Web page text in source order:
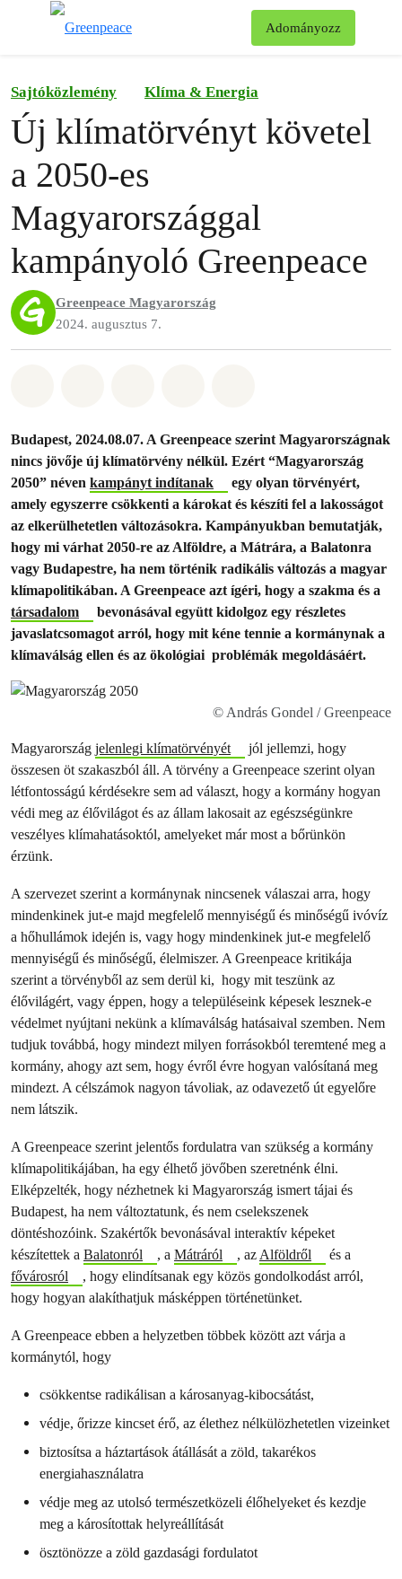
Adományozz
Sajtóközlemény Klíma & Energia
Új klímatörvényt követel
a 2050-es
Magyarországgal
kampányoló Greenpeace
Greenpeace Magyarország
2024. augusztus 7.
Budapest, 2024.08.07. A Greenpeace szerint Magyarországnak
nincs jövője új klímatörvény nélkül. Ezért “Magyarország
2050” néven kampányt indítanak
egy olyan törvényért,
amely egyszerre csökkenti a károkat és készíti fel a lakosságot
az elkerülhetetlen változásokra. Kampányukban bemutatják,
hogy mi várhat 2050-re az Alföldre, a Mátrára, a Balatonra
vagy Budapestre, ha nem történik radikális változás a magyar
klímapolitikában. A Greenpeace azt ígéri, hogy a szakma és a
társadalom
bevonásával együtt kidolgoz egy részletes
javaslatcsomagot arról, hogy mit kéne tennie a kormánynak a
klímaválság ellen és az ökológiai problémák megoldásáért.
© András Gondel / Greenpeace
Magyarország jelenlegi klímatörvényét
jól jellemzi, hogy
összesen öt szakaszból áll. A törvény a Greenpeace szerint olyan
létfontosságú kérdésekre sem ad választ, hogy a kormány hogyan
védi meg az élővilágot és az állam lakosait az egészségünkre
veszélyes klímahatásoktól, amelyeket már most a bőrünkön
érzünk.
A szervezet szerint a kormánynak nincsenek válaszai arra, hogy
mindenkinek jut-e majd megfelelő mennyiségű és minőségű ivóvíz
a hőhullámok idején is, vagy hogy mindenkinek jut-e megfelelő
mennyiségű és minőségű, élelmiszer. A Greenpeace kritikája
szerint a törvényből az sem derül ki, hogy mit teszünk az
élővilágért, vagy éppen, hogy a településeink képesek lesznek-e
védelmet nyújtani nekünk a klímaválság hatásaival szemben. Nem
tudjuk továbbá, hogy mindezt milyen forrásokból teremtené meg a
kormány, ahogy azt sem, hogy évről évre hogyan valósítaná meg
mindezt. A célszámok nagyon távoliak, az odavezető út egyelőre
nem látszik.
A Greenpeace szerint jelentős fordulatra van szükség a kormány
klímapolitikájában, ha egy élhető jövőben szeretnénk élni.
Elképzelték, hogy nézhetnek ki Magyarország ismert tájai és
Budapest, ha nem változtatunk, és nem cselekszenek
döntéshozóink. Szakértők bevonásával interaktív képeket
készítettek a Balatonról , a Mátráról , azAlföldről
és a
fővárosról
, hogy elindítsanak egy közös gondolkodást arról,
hogy hogyan alakíthatjuk másképpen történetünket.
A Greenpeace ebben a helyzetben többek között azt várja a
kormánytól, hogy
csökkentse radikálisan a károsanyag-kibocsátást,
védje, őrizze kincset érő, az élethez nélkülözhetetlen vizeinket
biztosítsa a háztartások átállását a zöld, takarékos
energiahasználatra
védje meg az utolsó természetközeli élőhelyeket és kezdje
meg a károsítottak helyreállítását
ösztönözze a zöld gazdasági fordulatot